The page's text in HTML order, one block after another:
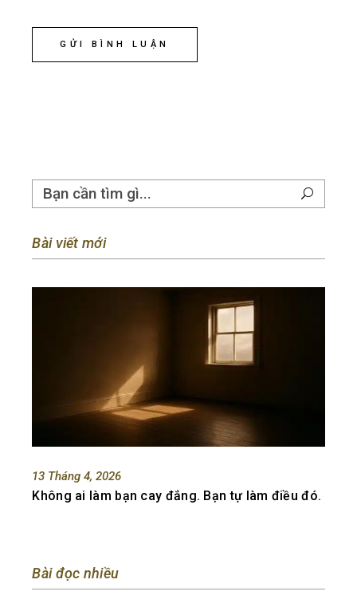
GỬI BÌNH LUẬN
Bài viết mới
13 Tháng 4, 2026
Không ai làm bạn cay đắng. Bạn tự làm điều đó.
Bài đọc nhiều